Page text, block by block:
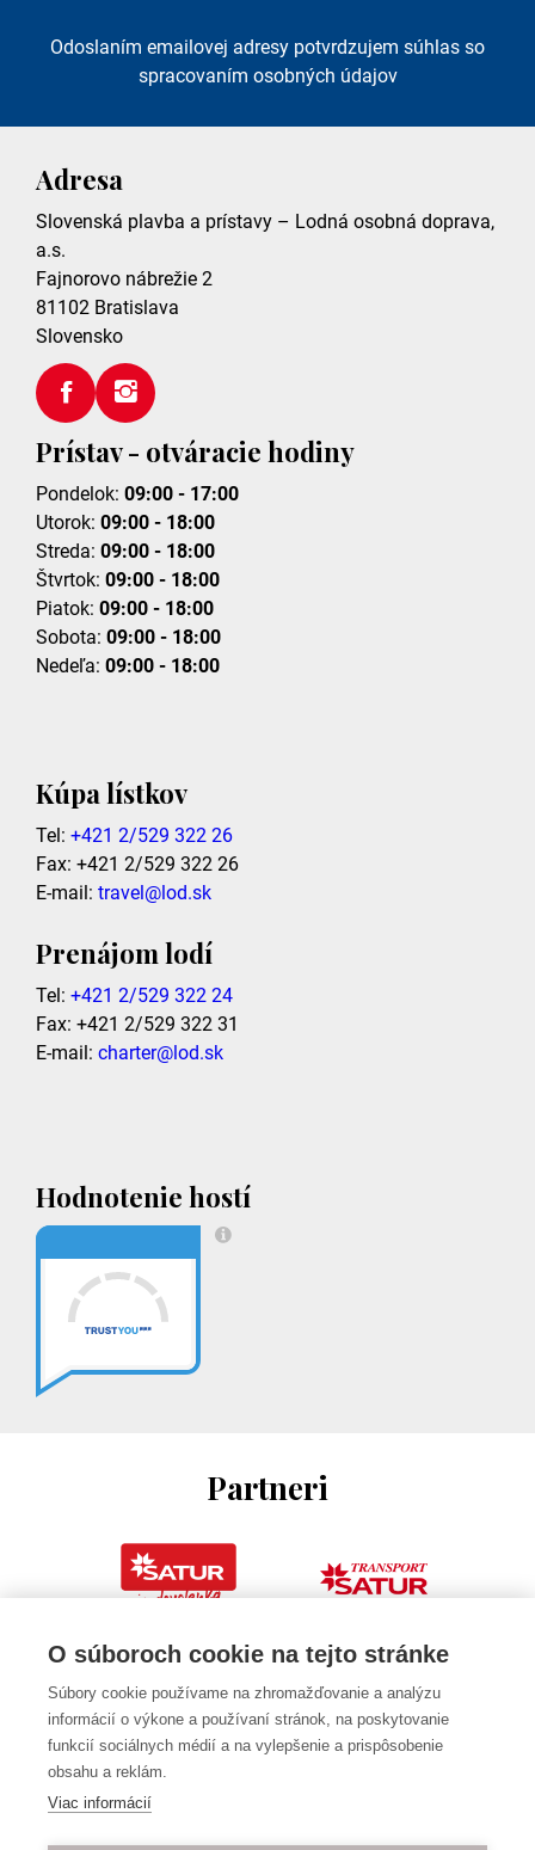
Odoslaním emailovej adresy potvrdzujem súhlas so
spracovaním osobných údajov
Adresa
Slovenská plavba a prístavy – Lodná osobná doprava,
a.s.
Fajnorovo nábrežie 2
81102 Bratislava
Slovensko
Prístav - otváracie hodiny
Pondelok: 09:00 - 17:00
Utorok: 09:00 - 18:00
Streda: 09:00 - 18:00
Štvrtok: 09:00 - 18:00
Piatok: 09:00 - 18:00
Sobota: 09:00 - 18:00
Nedeľa: 09:00 - 18:00
Kúpa lístkov
Tel: +421 2/529 322 26
Fax: +421 2/529 322 26
E-mail: travel@lod.sk
Prenájom lodí
Tel: +421 2/529 322 24
Fax: +421 2/529 322 31
E-mail: charter@lod.sk
Hodnotenie hostí
Partneri
O súboroch cookie na tejto stránke
Súbory cookie používame na zhromažďovanie a analýzu
informácií o výkone a používaní stránok, na poskytovanie
funkcií sociálnych médií a na vylepšenie a prispôsobenie
obsahu a reklám.
Viac informácií